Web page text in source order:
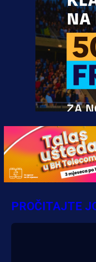
Promo vijesti
MrBit:
evropska
bonus
PROČITAJTE